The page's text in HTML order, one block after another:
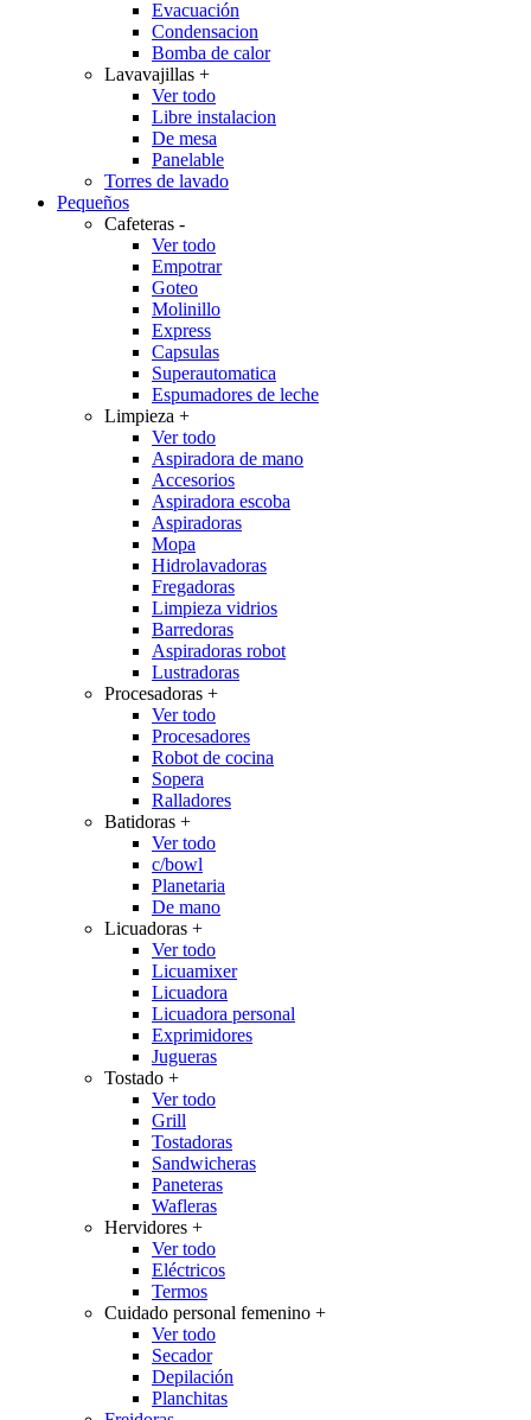
Evacuación
Condensacion
Bomba de calor
Lavavajillas +
Ver todo
Libre instalacion
De mesa
Panelable
Torres de lavado
Pequeños
Cafeteras -
Ver todo
Empotrar
Goteo
Molinillo
Express
Capsulas
Superautomatica
Espumadores de leche
Limpieza +
Ver todo
Aspiradora de mano
Accesorios
Aspiradora escoba
Aspiradoras
Mopa
Hidrolavadoras
Fregadoras
Limpieza vidrios
Barredoras
Aspiradoras robot
Lustradoras
Procesadoras +
Ver todo
Procesadores
Robot de cocina
Sopera
Ralladores
Batidoras +
Ver todo
c/bowl
Planetaria
De mano
Licuadoras +
Ver todo
Licuamixer
Licuadora
Licuadora personal
Exprimidores
Jugueras
Tostado +
Ver todo
Grill
Tostadoras
Sandwicheras
Paneteras
Wafleras
Hervidores +
Ver todo
Eléctricos
Termos
Cuidado personal femenino +
Ver todo
Secador
Depilación
Planchitas